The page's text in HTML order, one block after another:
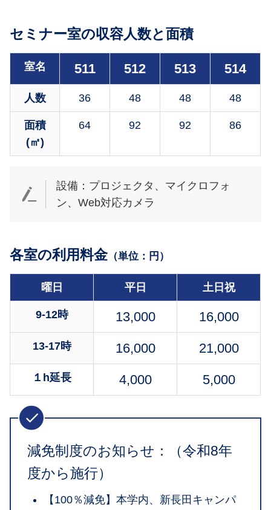
セミナー室の収容人数と面積
室名 511 512 513 514
人数 36 48 48 48
面積
(㎡)
64 92 92 86
設備：プロジェクタ、マイクロフォ
ン、Web対応カメラ
各室の利用料金 （単位：円）
曜日 平日 土日祝
9-12時 13,000 16,000
13-17時 16,000 21,000
１h延長 4,000 5,000
減免制度のお知らせ：（令和8年
度から施行）
【100％減免】本学内、新長田キャンパ